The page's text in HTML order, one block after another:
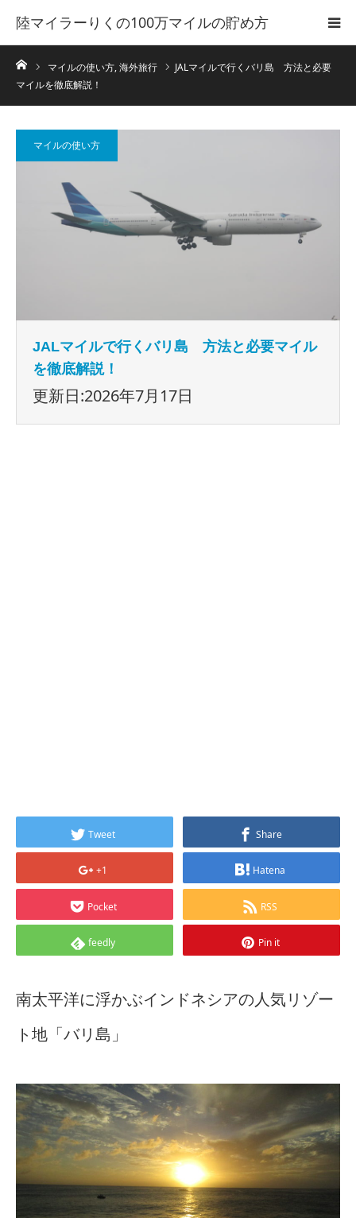
陸マイラーりくの100万マイルの貯め方
ホームマイルの使い方,海外旅行
JALマイルで行くバリ島 方法と必要
マイルを徹底解説！
マイルの使い方
JALマイルで行くバリ島 方法と必要マイル
を徹底解説！
更新日:2026年7月17日
Tweet Share
+1 Hatena
Pocket RSS
feedly Pin it
南太平洋に浮かぶインドネシアの人気リゾー
ト地「バリ島」